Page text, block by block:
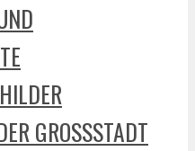
GROSSSTADT